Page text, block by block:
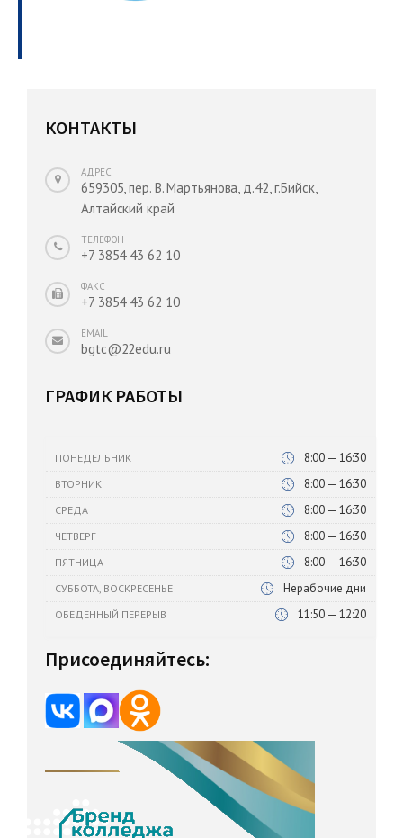
КОНТАКТЫ
АДРЕС
659305, пер. В. Мартьянова, д.42, г.Бийск,
Алтайский край
ТЕЛЕФОН
+7 3854 43 62 10
ФАКС
+7 3854 43 62 10
EMAIL
bgtc@22edu.ru
ГРАФИК РАБОТЫ
ПОНЕДЕЛЬНИК 8:00 — 16:30
ВТОРНИК 8:00 — 16:30
СРЕДА 8:00 — 16:30
ЧЕТВЕРГ 8:00 — 16:30
ПЯТНИЦА 8:00 — 16:30
СУББОТА, ВОСКРЕСЕНЬЕ Нерабочие дни
ОБЕДЕННЫЙ ПЕРЕРЫВ 11:50 — 12:20
Присоединяйтесь: